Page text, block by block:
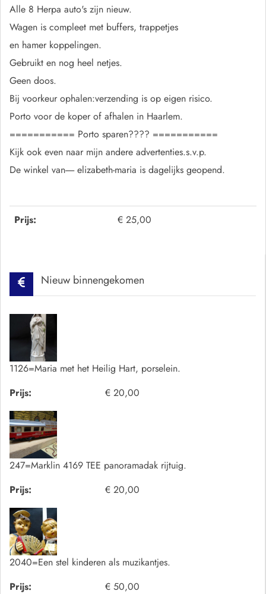
Prijs: € 25,00
Alle 8 Herpa auto's zijn nieuw.
Wagen is compleet met buffers, trappetjes
en hamer koppelingen.
Gebruikt en nog heel netjes.
Geen doos.
Bij voorkeur ophalen:verzending is op eigen risico.
Porto voor de koper of afhalen in Haarlem.
=========== Porto sparen???? ===========
Kijk ook even naar mijn andere advertenties.s.v.p.
De winkel van----- elizabeth-maria is dagelijks geopend.
Nieuw binnengekomen
1126=Maria met het Heilig Hart, porselein.
Prijs:
€ 20,00
247=Marklin 4169 TEE panoramadak rijtuig.
Prijs:
€ 20,00
2040=Een stel kinderen als muzikantjes.
Prijs:
€ 50,00